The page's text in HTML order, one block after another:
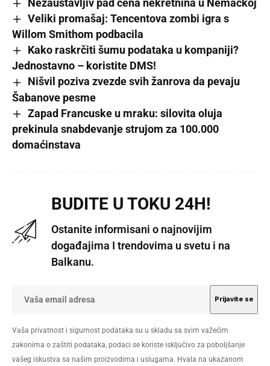
Veliki promašaj: Tencentova zombi igra s
Willom Smithom podbacila
Kako raskrčiti šumu podataka u kompaniji?
Jednostavno – koristite DMS!
Nišvil poziva zvezde svih žanrova da pevaju
Šabanove pesme
Zapad Francuske u mraku: silovita oluja
prekinula snabdevanje strujom za 100.000
domaćinstava
BUDITE U TOKU 24H!
Ostanite informisani o najnovijim
događajima I trendovima u svetu i na
Balkanu.
Vaša privatnost i sigurnost podataka su u skladu sa svim važećim
zakonima o zaštiti podataka, podaci se koriste isključivo za poboljšanje
vašeg iskustva sa našim proizvodima i uslugama. Hvala na ukazanom